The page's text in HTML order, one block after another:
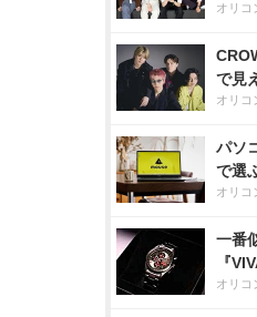
オリコ
で見
オリコ
パソ
で選
オリコ
一番
『
オリコ